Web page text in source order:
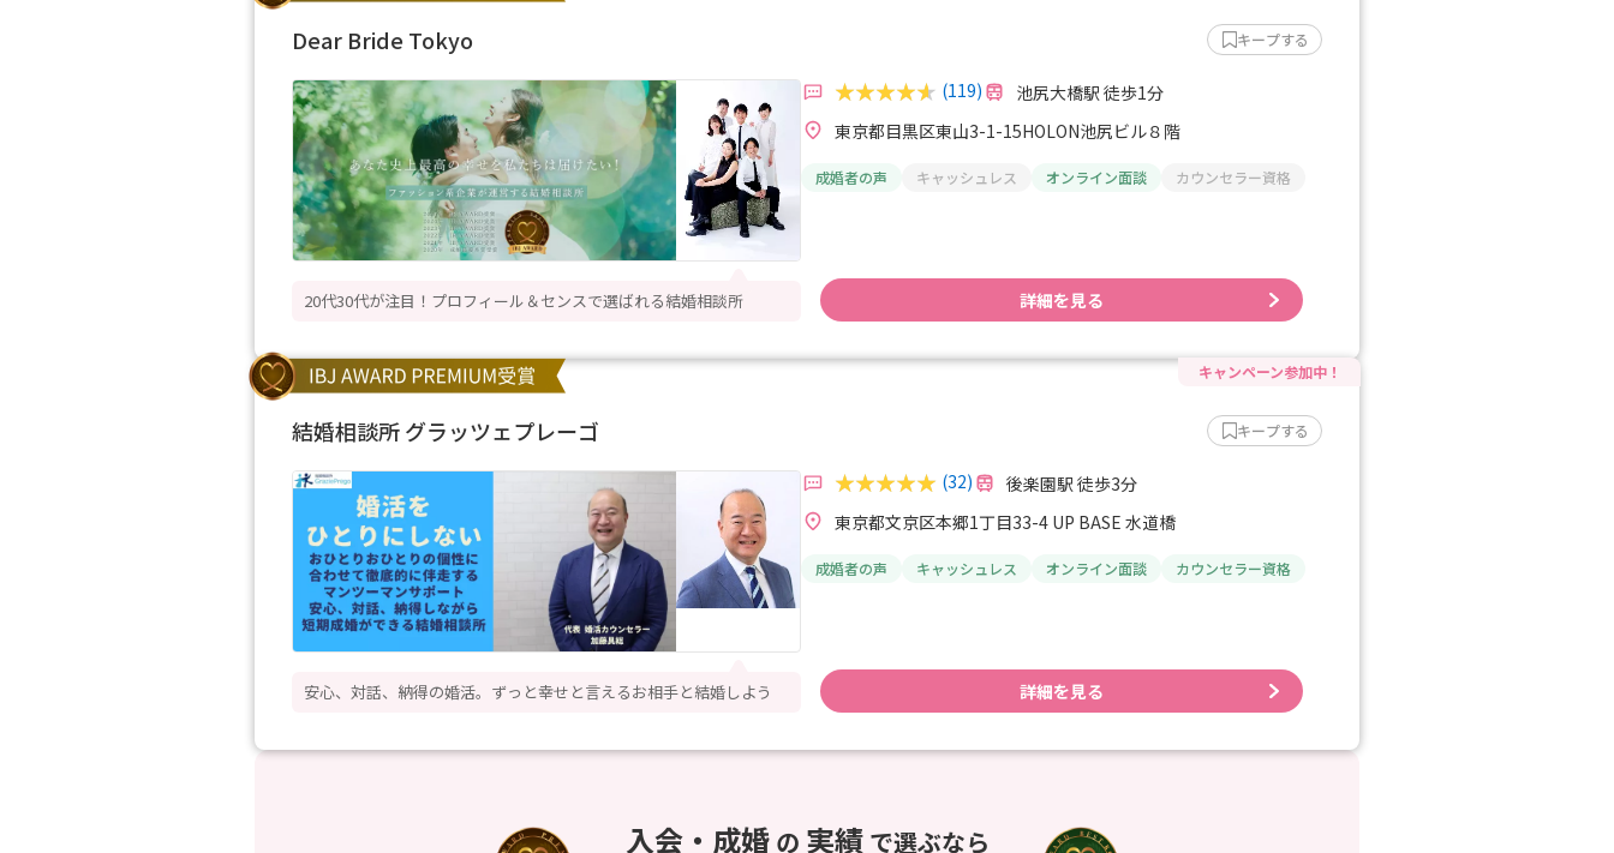
Dear Bride Tokyo キープする
20代30代が注目！プロフィール＆センスで選ばれる結婚相談所
(119)
池尻大橋駅 徒歩1分
東京都目黒区東山3-1-15HOLON池尻ビル８階
成婚者の声 キャッシュレス オンライン面談 カウンセラー資格
詳細を見る
結婚相談所 グラッツェプレーゴ キープする
安心、対話、納得の婚活。ずっと幸せと言えるお相手と結婚しよう
(32)
後楽園駅 徒歩3分
東京都文京区本郷1丁目33-4 UP BASE 水道橋
成婚者の声 キャッシュレス オンライン面談 カウンセラー資格
詳細を見る
入会・成婚の 実績で選ぶなら